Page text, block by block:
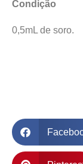
Condição
0,5mL de soro.